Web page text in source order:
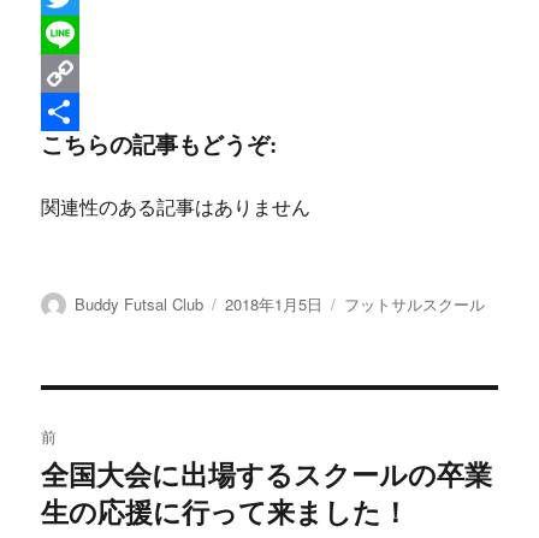
a
c
e
b
T
w
t
L
n
C
o
i
k
共
こちらの記事もどうぞ:
関連性のある記事はありません
投
Buddy Futsal Club
投
2018年1月5日
カ
フットサルスクール
稿
ナ
前
前
の
全国大会に出場するスクールの卒業
生の応援に行って来ました！